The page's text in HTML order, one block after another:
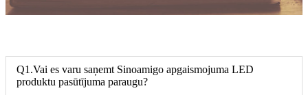
Q1.Vai es varu saņemt Sinoamigo apgaismojuma LED
produktu pasūtījuma paraugu?